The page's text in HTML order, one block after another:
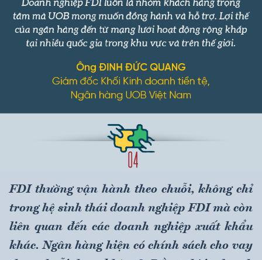
FDI thường vận hành theo chuỗi, không chỉ
trong hệ sinh thái doanh nghiệp FDI mà còn
liên quan đến các doanh nghiệp xuất khẩu
khác. Ngân hàng hiện có chính sách cho vay